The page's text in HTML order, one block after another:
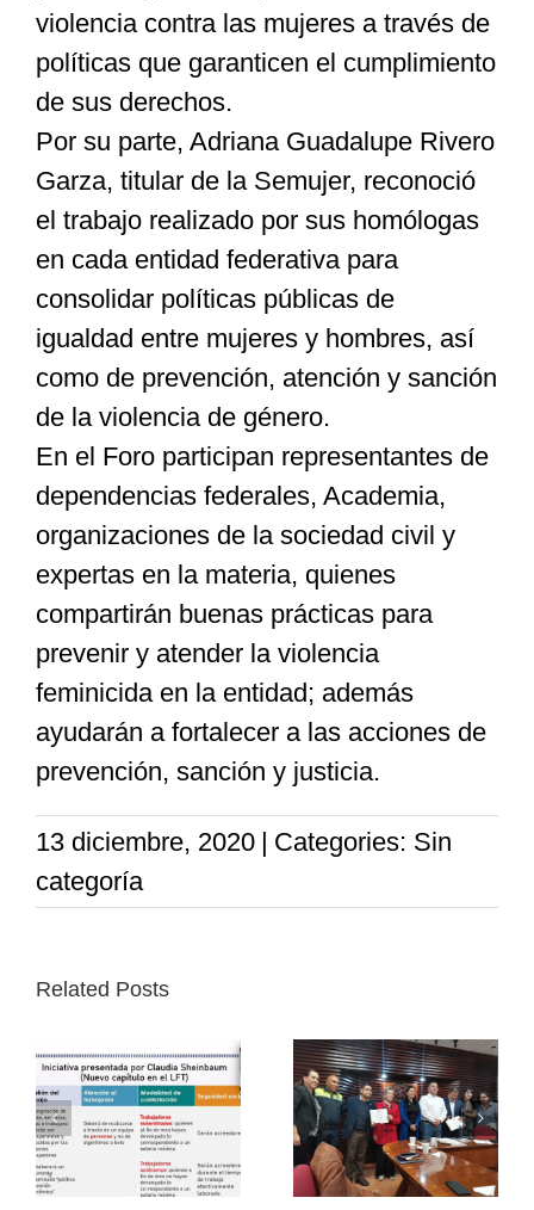
violencia contra las mujeres a través de
políticas que garanticen el cumplimiento
de sus derechos.
Por su parte, Adriana Guadalupe Rivero
Garza, titular de la Semujer, reconoció
el trabajo realizado por sus homólogas
en cada entidad federativa para
consolidar políticas públicas de
igualdad entre mujeres y hombres, así
como de prevención, atención y sanción
de la violencia de género.
En el Foro participan representantes de
dependencias federales, Academia,
organizaciones de la sociedad civil y
expertas en la materia, quienes
compartirán buenas prácticas para
prevenir y atender la violencia
feminicida en la entidad; además
ayudarán a fortalecer a las acciones de
prevención, sanción y justicia.
13 diciembre, 2020 | Categories: Sin
categoría
Related Posts